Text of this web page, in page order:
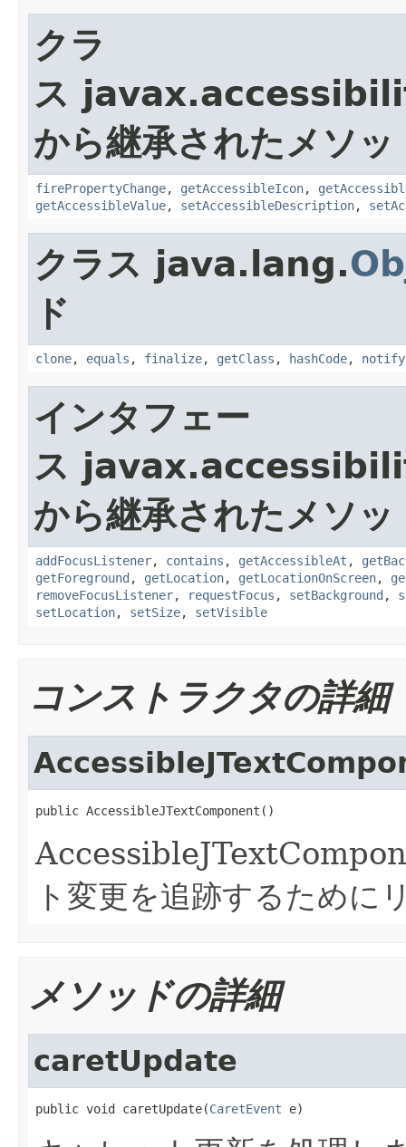
クラ
ス
から継承されたメソッ
firePropertyChange, getAccessibleIcon,
getAccessibleValue, setAccessibleDescription,
クラス java.lang.
ド
clone, equals , finalize, getClass , hashCode, notify
インタフェー
ス
から継承されたメソッ
addFocusListener, contains , getAccessibleAt ,
getForeground , getLocation, getLocationOnScreen,
removeFocusListener, requestFocus , setBackground ,
setLocation, setSize, setVisible
コンストラクタの詳細
public AccessibleJTextComponent()
ト変更を追跡するために
メソッドの詳細
caretUpdate
public void caretUpdate(CaretEvent e)